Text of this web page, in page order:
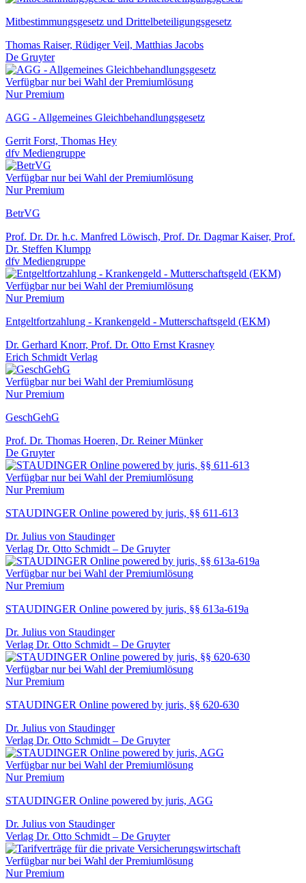
Mitbestimmungsgesetz und Drittelbeteiligungsgesetz
Thomas Raiser, Rüdiger Veil, Matthias Jacobs
De Gruyter
Verfügbar nur bei Wahl der Premiumlösung
Nur Premium
AGG - Allgemeines Gleichbehandlungsgesetz
Gerrit Forst, Thomas Hey
dfv Mediengruppe
Verfügbar nur bei Wahl der Premiumlösung
Nur Premium
BetrVG
Prof. Dr. Dr. h.c. Manfred Löwisch, Prof. Dr. Dagmar Kaiser, Prof.
Dr. Steffen Klumpp
dfv Mediengruppe
Verfügbar nur bei Wahl der Premiumlösung
Nur Premium
Entgeltfortzahlung - Krankengeld - Mutterschaftsgeld (EKM)
Dr. Gerhard Knorr, Prof. Dr. Otto Ernst Krasney
Erich Schmidt Verlag
Verfügbar nur bei Wahl der Premiumlösung
Nur Premium
GeschGehG
Prof. Dr. Thomas Hoeren, Dr. Reiner Münker
De Gruyter
Verfügbar nur bei Wahl der Premiumlösung
Nur Premium
STAUDINGER Online powered by juris, §§ 611-613
Dr. Julius von Staudinger
Verlag Dr. Otto Schmidt – De Gruyter
Verfügbar nur bei Wahl der Premiumlösung
Nur Premium
STAUDINGER Online powered by juris, §§ 613a-619a
Dr. Julius von Staudinger
Verlag Dr. Otto Schmidt – De Gruyter
Verfügbar nur bei Wahl der Premiumlösung
Nur Premium
STAUDINGER Online powered by juris, §§ 620-630
Dr. Julius von Staudinger
Verlag Dr. Otto Schmidt – De Gruyter
Verfügbar nur bei Wahl der Premiumlösung
Nur Premium
STAUDINGER Online powered by juris, AGG
Dr. Julius von Staudinger
Verlag Dr. Otto Schmidt – De Gruyter
Verfügbar nur bei Wahl der Premiumlösung
Nur Premium